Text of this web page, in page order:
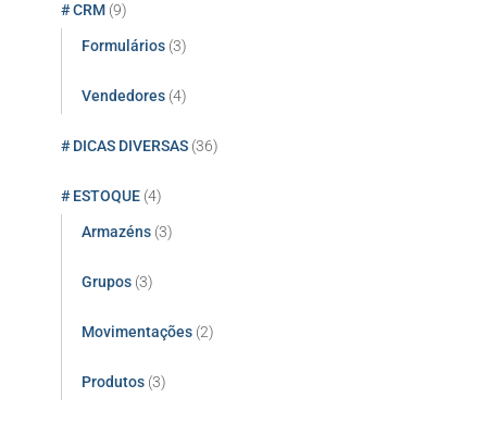
# CRM (9)
Formulários (3)
Vendedores (4)
# DICAS DIVERSAS (36)
# ESTOQUE (4)
Armazéns (3)
Grupos (3)
Movimentações (2)
Produtos (3)